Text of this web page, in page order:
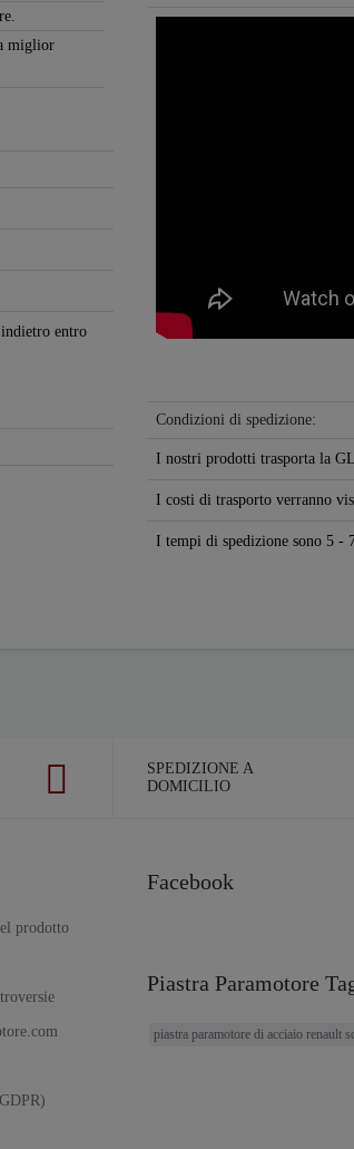
miglior
entro
Condizioni di spedizione:
I nostri prodotti trasporta la
I costi di trasporto verranno
I tempi di spedizione sono 5 -
SPEDIZIONE A
DOMICILIO
prodotto
Facebook
Piastra Paramotore
piastra paramotore di acciaio renault